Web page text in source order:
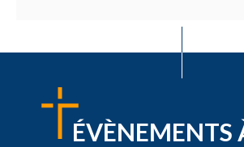
ÉVÈNEMENTS